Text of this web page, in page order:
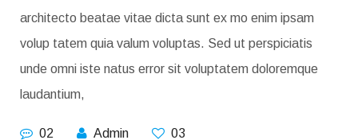
architecto beatae vitae dicta sunt ex mo enim ipsam
volup tatem quia valum voluptas. Sed ut perspiciatis
unde omni iste natus error sit voluptatem doloremque
laudantium,
02 Admin 03